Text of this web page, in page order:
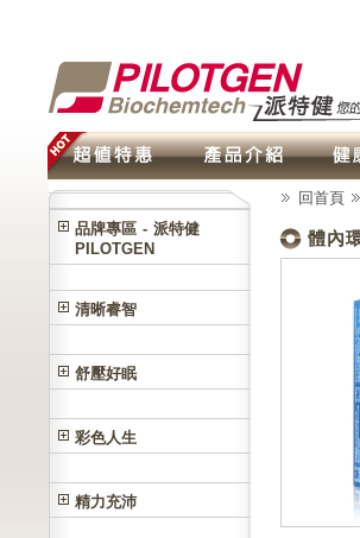
品牌專區 - 派特健
PILOTGEN
清晰睿智
舒壓好眠
彩色人生
精力充沛
回首頁
體內